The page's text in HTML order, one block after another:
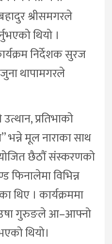
श्रीसमगरले
थियो ।
निर्देशक सुरज
जुना थापामगरले
प्रतिभाको
भन्ने मूल नाराका साथ
छैठौं संस्करणको
फिनालेमा विभिन्न
थिए । कार्यक्रममा
उषा गुरुङले आ–आफ्नो
थियो।